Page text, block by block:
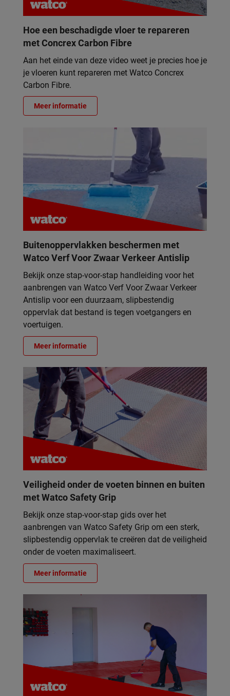
Hoe een beschadigde vloer te repareren
met Concrex Carbon Fibre
Aan het einde van deze video weet je precies hoe je
je vloeren kunt repareren met Watco Concrex
Carbon Fibre.
Meer informatie
Buitenoppervlakken beschermen met
Watco Verf Voor Zwaar Verkeer Antislip
Bekijk onze stap-voor-stap handleiding voor het
aanbrengen van Watco Verf Voor Zwaar Verkeer
Antislip voor een duurzaam, slipbestendig
oppervlak dat bestand is tegen voetgangers en
voertuigen.
Meer informatie
Veiligheid onder de voeten binnen en buiten
met Watco Safety Grip
Bekijk onze stap-voor-stap gids over het
aanbrengen van Watco Safety Grip om een sterk,
slipbestendig oppervlak te creëren dat de veiligheid
onder de voeten maximaliseert.
Meer informatie